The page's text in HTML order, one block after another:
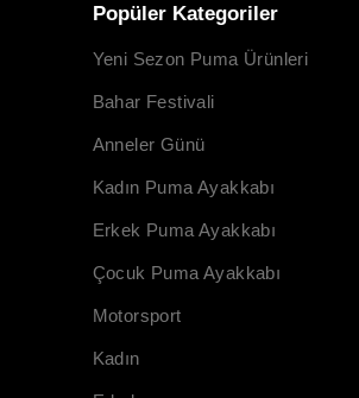
Popüler Kategoriler
Yeni Sezon Puma Ürünleri
Bahar Festivali
Anneler Günü
Kadın Puma Ayakkabı
Erkek Puma Ayakkabı
Çocuk Puma Ayakkabı
Motorsport
Kadın